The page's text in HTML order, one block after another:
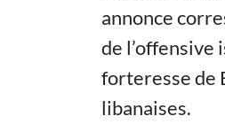
annonce
de l’offensive
forteresse de
libanaises.